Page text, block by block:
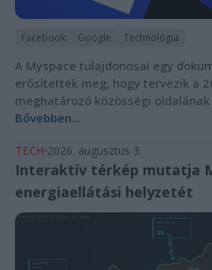
Facebook Google Technológia
A Myspace tulajdonosai egy
erősítették meg, hogy tervezik a
meghatározó közösségi
Bővebben...
TECH 2026. augusztus 3.
Interaktív térkép mutatja
energiaellátási helyzetét